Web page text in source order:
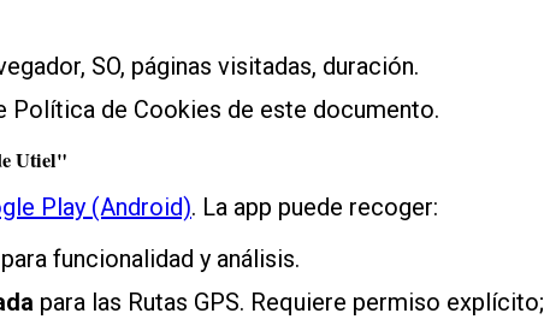
SO, páginas visitadas, duración.
Política de Cookies de este documento.
Utiel"
Play (Android). La app puede recoger:
para funcionalidad y análisis.
para las Rutas GPS. Requiere permiso explícito;